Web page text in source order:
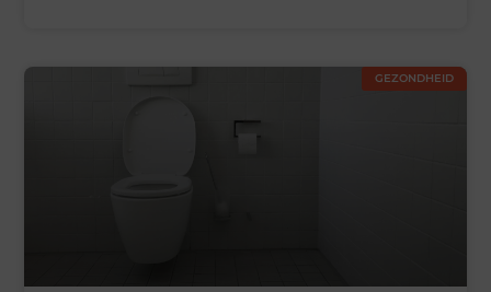
GEZONDHEID